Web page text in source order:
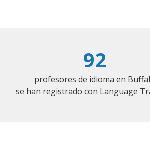
92
profesores de idioma en
se han registrado con Language